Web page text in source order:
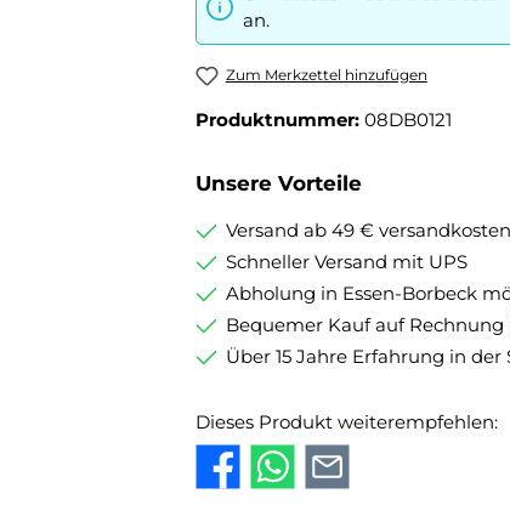
an.
Zum Merkzettel hinzufügen
Produktnummer: 08DB0121
Unsere Vorteile
Versand ab 49 €
Schneller Versand mit UPS
Abholung in Essen-Borbeck
Bequemer Kauf auf Rechnung
Über 15 Jahre Erfahrung in der
Dieses Produkt weiterempfehlen: